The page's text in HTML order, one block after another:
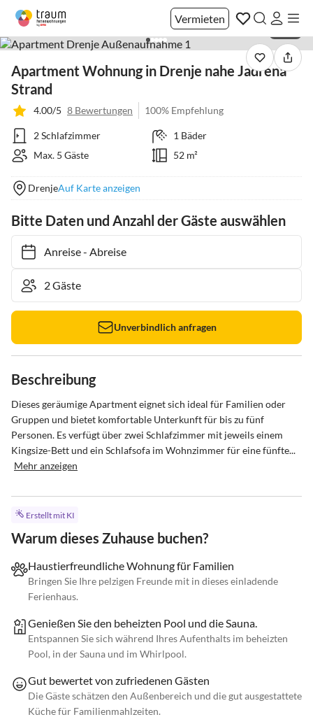
Vermieten
Apartment Wohnung in Drenje nahe Jadrena
Strand
4.00/5 8 Bewertungen 100% Empfehlung
2 Schlafzimmer
1 Bäder
Max. 5 Gäste
52 m²
DrenjeAuf Karte anzeigen
Bitte Daten und Anzahl der Gäste auswählen
Anreise- Abreise
Unverbindlich anfragen
Beschreibung
Dieses geräumige Apartment eignet sich ideal für Familien oder
Gruppen und bietet komfortable Unterkunft für bis zu fünf
Personen. Es verfügt über zwei Schlafzimmer mit jeweils einem
Kingsize-Bett und ein Schlafsofa im Wohnzimmer für eine fünfte...
Mehr anzeigen
Erstellt mit KI
Warum dieses Zuhause buchen?
Haustierfreundliche Wohnung für Familien
Bringen Sie Ihre pelzigen Freunde mit in dieses einladende
Ferienhaus.
Genießen Sie den beheizten Pool und die Sauna.
Entspannen Sie sich während Ihres Aufenthalts im beheizten
Pool, in der Sauna und im Whirlpool.
Gut bewertet von zufriedenen Gästen
Die Gäste schätzen den Außenbereich und die gut ausgestattete
Küche für Familienmahlzeiten.